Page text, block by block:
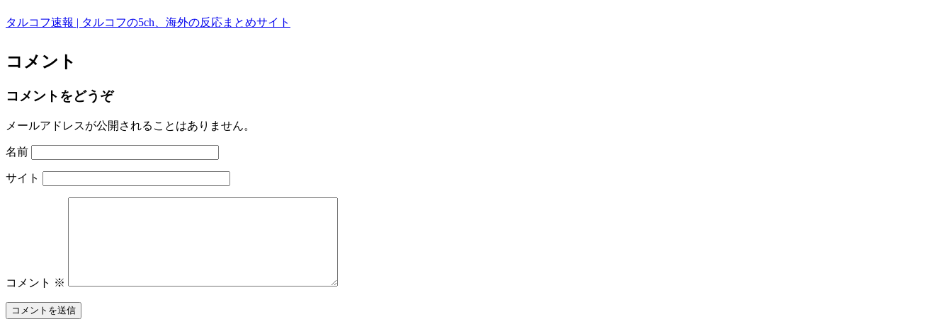
タルコフ速報 | タルコフの5ch、海外の反応まとめサイト
コメント
コメントをどうぞ
メールアドレスが公開されることはありません。
名前
サイト
コメント ※